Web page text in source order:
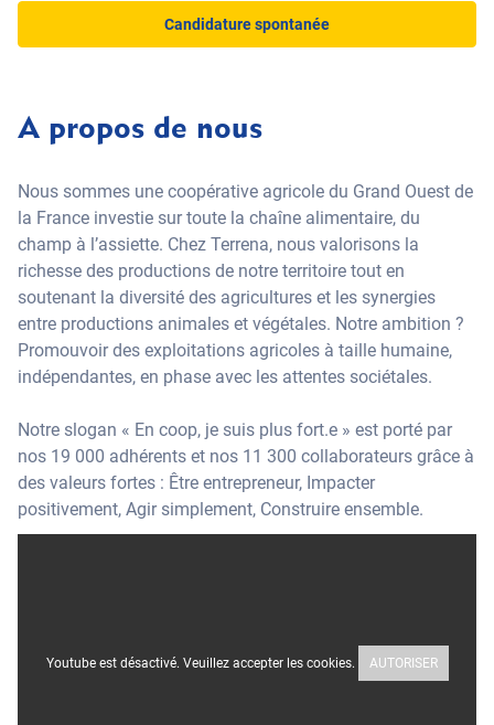
Candidature spontanée
A propos de nous
Nous sommes une coopérative agricole du Grand Ouest de
la France investie sur toute la chaîne alimentaire, du
champ à l’assiette. Chez Terrena, nous valorisons la
richesse des productions de notre territoire tout en
soutenant la diversité des agricultures et les synergies
entre productions animales et végétales. Notre ambition ?
Promouvoir des exploitations agricoles à taille humaine,
indépendantes, en phase avec les attentes sociétales.
Notre slogan « En coop, je suis plus fort.e » est porté par
nos 19 000 adhérents et nos 11 300 collaborateurs grâce à
des valeurs fortes : Être entrepreneur, Impacter
positivement, Agir simplement, Construire ensemble.
Youtube est désactivé. Veuillez accepter les cookies. AUTORISER